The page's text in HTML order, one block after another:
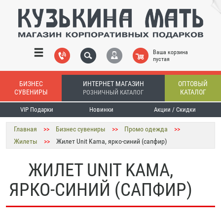
Ваша корзина
пустая
БИЗНЕС
СУВЕНИРЫ
ИНТЕРНЕТ МАГАЗИН
РОЗНИЧНЫЙ КАТАЛОГ
ОПТОВЫЙ
КАТАЛОГ
VIP Подарки Новинки Акции / Скидки
Главная >> Бизнес сувениры >> Промо одежда
>>
Жилеты
>> Жилет Unit Kama, ярко-синий (сапфир)
ЖИЛЕТ UNIT KAMA,
ЯРКО-СИНИЙ (САПФИР)